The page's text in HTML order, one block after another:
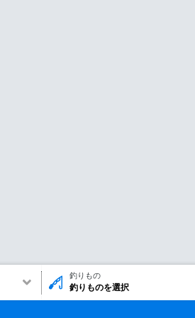
釣りもの
釣りものを選択